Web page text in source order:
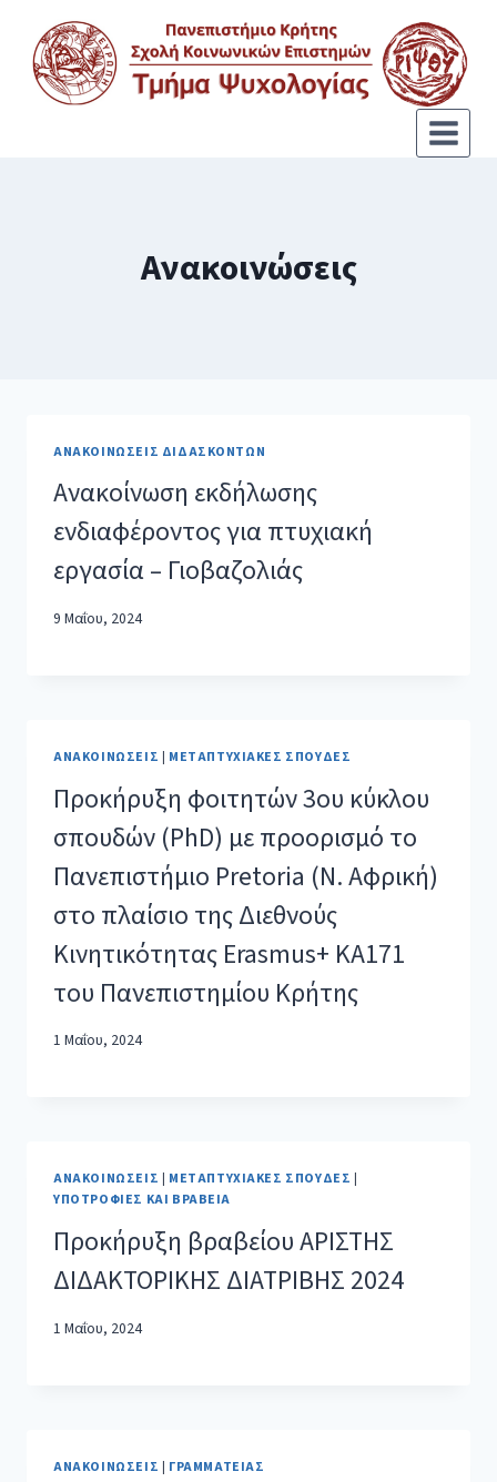
Ανακοινώσεις
ΑΝΑΚΟΙΝΏΣΕΙΣ ΔΙΔΑΣΚΌΝΤΩΝ
Ανακοίνωση εκδήλωσης
ενδιαφέροντος για πτυχιακή
εργασία – Γιοβαζολιάς
9 Μαΐου, 2024
ΑΝΑΚΟΙΝΏΣΕΙΣ | ΜΕΤΑΠΤΥΧΙΑΚΈΣ ΣΠΟΥΔΈΣ
Προκήρυξη φοιτητών 3ου κύκλου
σπουδών (PhD) με προορισμό το
Πανεπιστήμιο Pretoria (Ν. Αφρική)
στο πλαίσιο της Διεθνούς
Κινητικότητας Erasmus+ ΚΑ171
του Πανεπιστημίου Κρήτης
1 Μαΐου, 2024
ΑΝΑΚΟΙΝΏΣΕΙΣ ΜΕΤΑΠΤΥΧΙΑΚΈΣ ΣΠΟΥΔΈΣ
ΥΠΟΤΡΟΦΊΕΣ ΚΑΙ ΒΡΑΒΕΊΑ
Προκήρυξη βραβείου ΑΡΙΣΤΗΣ
ΔΙΔΑΚΤΟΡΙΚΗΣ ΔΙΑΤΡΙΒΗΣ 2024
1 Μαΐου, 2024
ΑΝΑΚΟΙΝΏΣΕΙΣ | ΓΡΑΜΜΑΤΕΊΑΣ